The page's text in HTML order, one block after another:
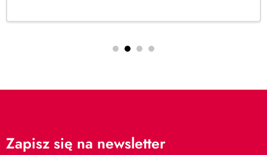
Zapisz się na newsletter